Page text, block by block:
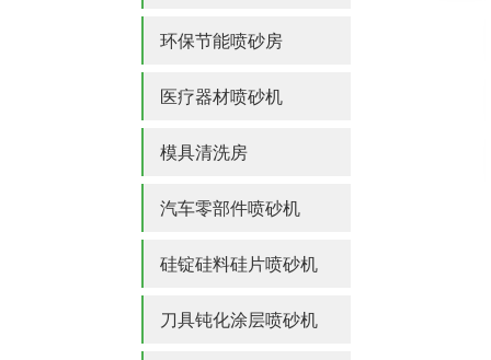
环保节能喷砂房
医疗器材喷砂机
模具清洗房
汽车零部件喷砂机
硅锭硅料硅片喷砂机
刀具钝化涂层喷砂机